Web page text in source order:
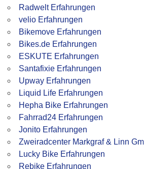
Radwelt Erfahrungen
velio Erfahrungen
Bikemove Erfahrungen
Bikes.de Erfahrungen
ESKUTE Erfahrungen
Santafixie Erfahrungen
Upway Erfahrungen
Liquid Life Erfahrungen
Hepha Bike Erfahrungen
Fahrrad24 Erfahrungen
Jonito Erfahrungen
Zweiradcenter Markgraf & Linn
Lucky Bike Erfahrungen
Rebike Erfahrungen